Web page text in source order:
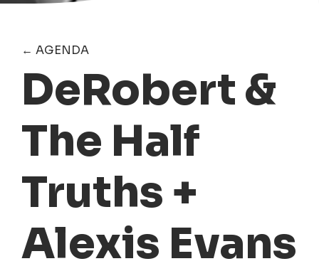
← AGENDA
DeRobert &
The Half
Truths +
Alexis Evans